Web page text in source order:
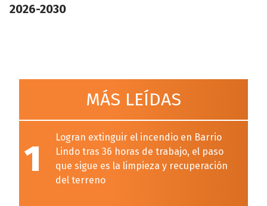
2026-2030
MÁS LEÍDAS
1
Logran extinguir el incendio en Barrio
Lindo tras 36 horas de trabajo, el paso
que sigue es la limpieza y recuperación
del terreno